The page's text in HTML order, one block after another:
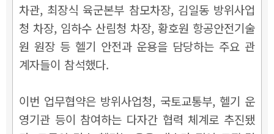
차관, 최장식 육군본부 참모차장, 김일동 방위사업
청 차장, 임하수 산림청 차장, 황호원 항공안전기술
원 원장 등 헬기 안전과 운용을 담당하는 주요 관
계자들이 참석했다.
이번 업무협약은 방위사업청, 국토교통부, 헬기 운
영기관 등이 참여하는 다자간 협력 체계로 추진됐